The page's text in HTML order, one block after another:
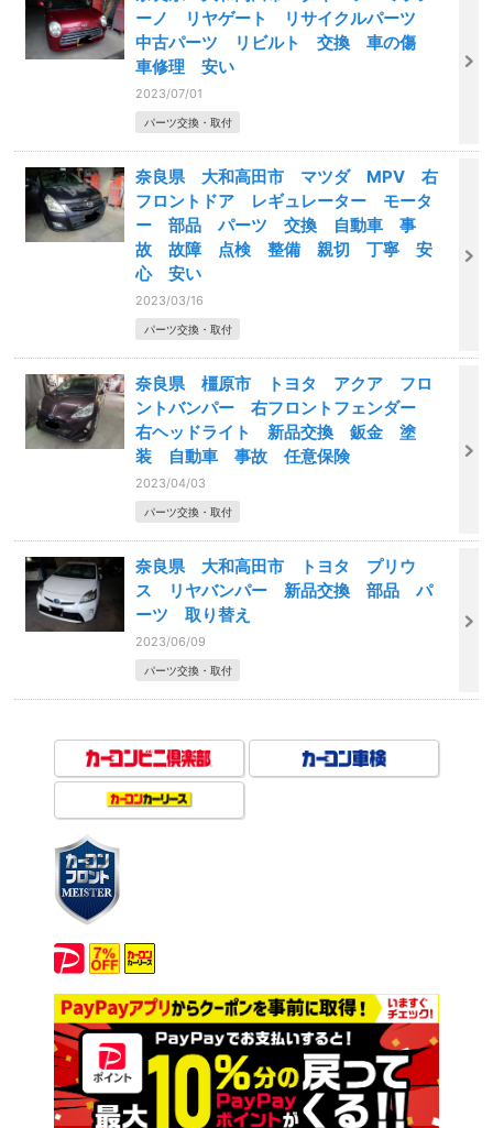
ーノ リヤゲート リサイクルパーツ
中古パーツ リビルト 交換 車の傷
車修理 安い
2023/07/01
パーツ交換・取付
奈良県 大和高田市 マツダ MPV 右
フロントドア レギュレーター モータ
ー 部品 パーツ 交換 自動車 事
故 故障 点検 整備 親切 丁寧 安
心 安い
2023/03/16
パーツ交換・取付
奈良県 橿原市 トヨタ アクア フロ
ントバンパー 右フロントフェンダー
右ヘッドライト 新品交換 鈑金 塗
装 自動車 事故 任意保険
2023/04/03
パーツ交換・取付
奈良県 大和高田市 トヨタ プリウ
ス リヤバンパー 新品交換 部品 パ
ーツ 取り替え
2023/06/09
パーツ交換・取付